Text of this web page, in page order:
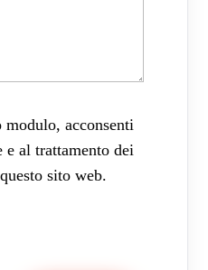
acconsenti
e al trattamento dei
sito web.